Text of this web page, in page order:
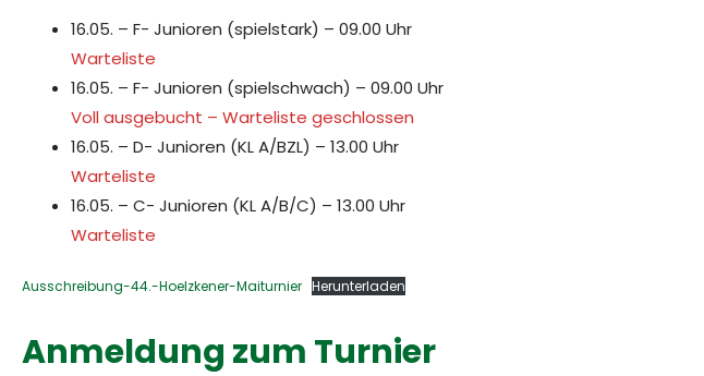
16.05. – F- Junioren (spielstark) – 09.00 Uhr
Warteliste
16.05. – F- Junioren (spielschwach) – 09.00 Uhr
Voll ausgebucht – Warteliste geschlossen
16.05. – D- Junioren (KL A/BZL) – 13.00 Uhr
Warteliste
16.05. – C- Junioren (KL A/B/C) – 13.00 Uhr
Warteliste
Ausschreibung-44.-Hoelzkener-Maiturnier Herunterladen
Anmeldung zum Turnier